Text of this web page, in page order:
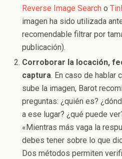
Reverse Image Search o
imagen ha sido utilizada
recomendable filtrar por
publicación).
Corroborar la locación,
captura. En caso de hablar
sube la imagen, Barot
preguntas: ¿quién es?
a ese lugar? ¿qué puede
«Mientras más vaga la
debes tener sobre lo que
Dos métodos permiten